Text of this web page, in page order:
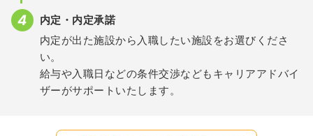
内定・内定承諾
内定が出た施設から入職したい施設をお選びくださ
い。
給与や入職日などの条件交渉などもキャリアアドバイ
ザーがサポートいたします。